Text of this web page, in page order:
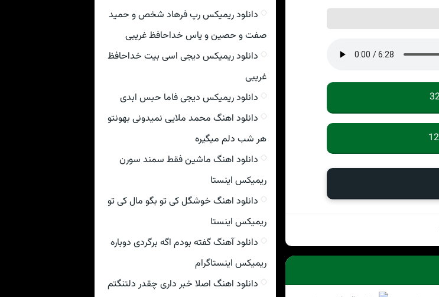
دانلود ریمیکس رپ فرهاد شخص و حمید
صفت و حصین و یاس خداحافظ غریبی
دانلود ریمیکس دیجی اسی بیت خداحافظ
غریبی
دانلود ریمیکس دیجی فاما حبس ابدی
دانلود اهنگ محمد ملایی نمیدونی بهونتو
هر شب دلم میگیره
دانلود اهنگ ماشین فقط سمند سورن
ریمیکس اینستا
دانلود اهنگ خوشگل کی تو بگو مال کی تو
ریمیکس اینستا
دانلود آهنگ گفته بودم اگه برگردی دوباره
ریمیکس اینستاگرام
دانلود اهنگ اصلا خبر داری چقدر دلتنگتم